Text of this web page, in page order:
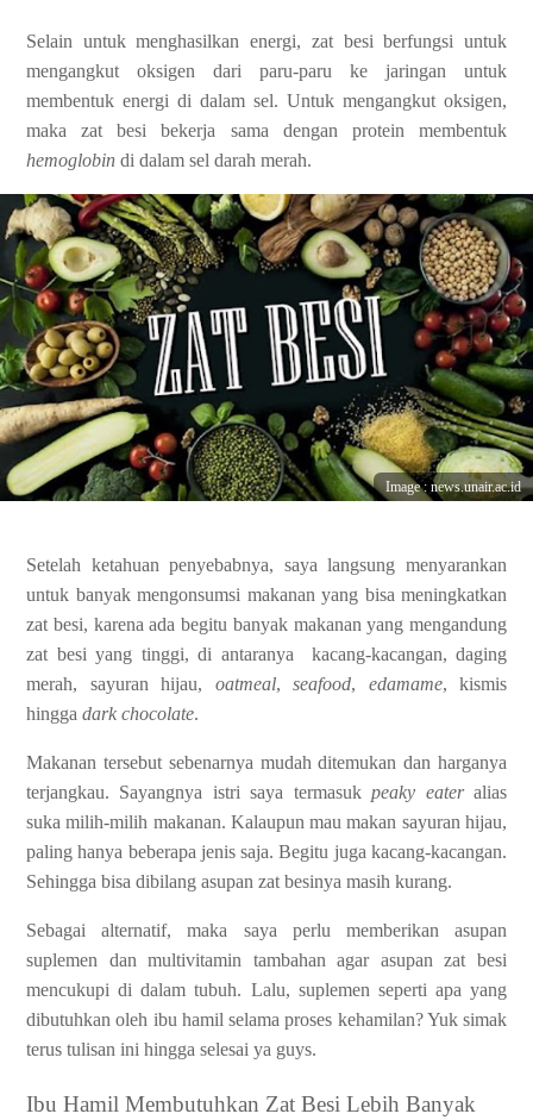
Selain untuk menghasilkan energi, zat besi berfungsi untuk
mengangkut oksigen dari paru-paru ke jaringan untuk
membentuk energi di dalam sel. Untuk mengangkut oksigen,
maka zat besi bekerja sama dengan protein membentuk
hemoglobin di dalam sel darah merah.
Image : news.unair.ac.id
Setelah ketahuan penyebabnya, saya langsung menyarankan
untuk banyak mengonsumsi makanan yang bisa meningkatkan
zat besi, karena ada begitu banyak makanan yang mengandung
zat besi yang tinggi, di antaranya kacang-kacangan, daging
merah, sayuran hijau, oatmeal, seafood, edamame, kismis
hingga dark chocolate.
Makanan tersebut sebenarnya mudah ditemukan dan harganya
terjangkau. Sayangnya istri saya termasukpeaky eateralias
suka milih-milih makanan. Kalaupun mau makan sayuran hijau,
paling hanya beberapa jenis saja. Begitu juga kacang-kacangan.
Sehingga bisa dibilang asupan zat besinya masih kurang.
Sebagai alternatif, maka saya perlu memberikan asupan
suplemen dan multivitamin tambahan agar asupan zat besi
mencukupi di dalam tubuh. Lalu, suplemen seperti apa yang
dibutuhkan oleh ibu hamil selama proses kehamilan? Yuk simak
terus tulisan ini hingga selesai ya guys.
Ibu Hamil Membutuhkan Zat Besi Lebih Banyak